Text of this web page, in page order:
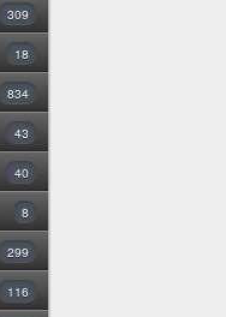
309
18
834
43
40
8
299
116